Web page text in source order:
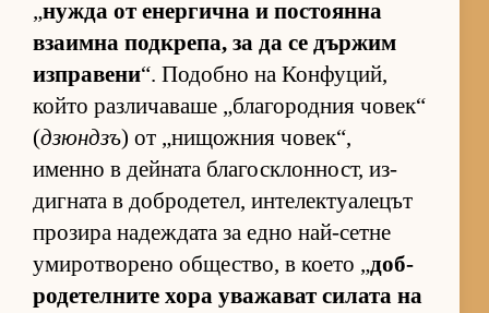
„нужда от енер­гична и пос­то­янна
вза­имна под­к­ре­па, за да се дър­жим
из­п­ра­вени“. По­добно на Кон­фу­ций,
който раз­ли­ча­ваше „бла­го­род­ния чо­век“
(дзюндзъ) от „ни­щож­ния чо­век“,
именно в дей­ната бла­гос­к­лон­ност, из­
диг­ната в доб­ро­де­тел, ин­те­лек­ту­а­ле­цът
про­зира на­деж­дата за едно най-сетне
уми­рот­во­рено об­щес­т­во, в ко­ето „доб­
ро­де­тел­ните хора ува­жа­ват си­лата на